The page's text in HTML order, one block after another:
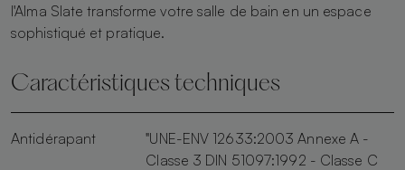
l'Alma Slate transforme votre salle de bain en un espace
sophistiqué et pratique.
Caractéristiques techniques
Antidérapant
"UNE-ENV 12633:2003 Annexe A -
Classe 3 DIN 51097:1992 - Classe C